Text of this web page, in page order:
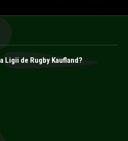
Ligii de Rugby Kaufland?